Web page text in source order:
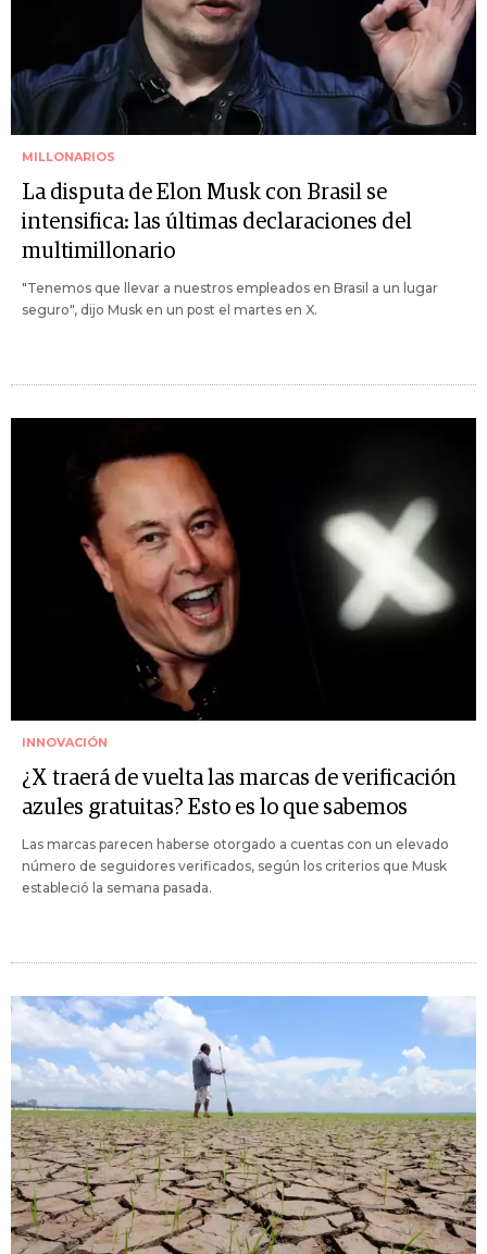
MILLONARIOS
La disputa de Elon Musk con Brasil se
intensifica: las últimas declaraciones del
multimillonario
"Tenemos que llevar a nuestros empleados en Brasil a un lugar
seguro", dijo Musk en un post el martes en X.
INNOVACIÓN
¿X traerá de vuelta las marcas de verificación
azules gratuitas? Esto es lo que sabemos
Las marcas parecen haberse otorgado a cuentas con un elevado
número de seguidores verificados, según los criterios que Musk
estableció la semana pasada.